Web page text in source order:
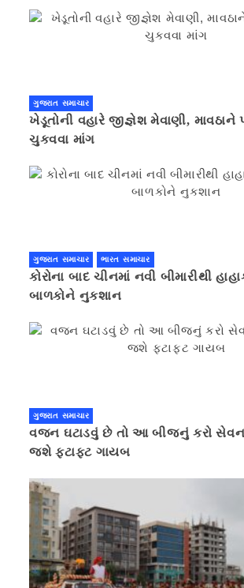
ગુજરાત સમાચાર
ખેડૂતોની વહારે જીજ્ઞેશ મેવાણી,
ચુકવવા માંગ
ગુજરાત સમાચાર ભારત સમાચાર
કોરોના બાદ ચીનમાં નવી બીમારીથી
બાળકોને નુકશાન
ગુજરાત સમાચાર
વજન ઘટાડવું છે તો આ બીજનું કરો
જશે ફટાફટ ગાયબ